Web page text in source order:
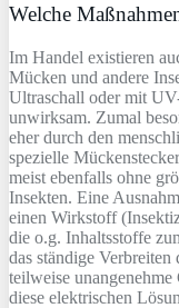
Welche
Im Handel existieren
Mücken und andere
Ultraschall oder mit
unwirksam. Zumal
eher durch den
spezielle
meist ebenfalls ohne
Insekten. Eine
einen Wirkstoff
die o.g. Inhaltsstoffe
das ständige
teilweise
diese elektrischen